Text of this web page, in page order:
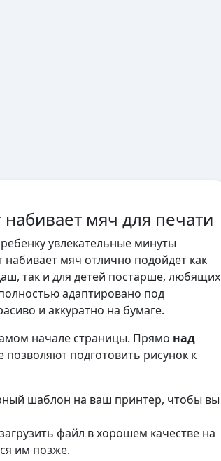
набивает мяч для печати
увлекательные минуты
набивает мяч отлично подойдет как
так и для детей постарше, любящих
адаптировано под
и аккуратно на бумаге.
начале страницы. Прямо над
подготовить рисунок к
шаблон на ваш принтер, чтобы вы
файл в хорошем качестве на
им позже.